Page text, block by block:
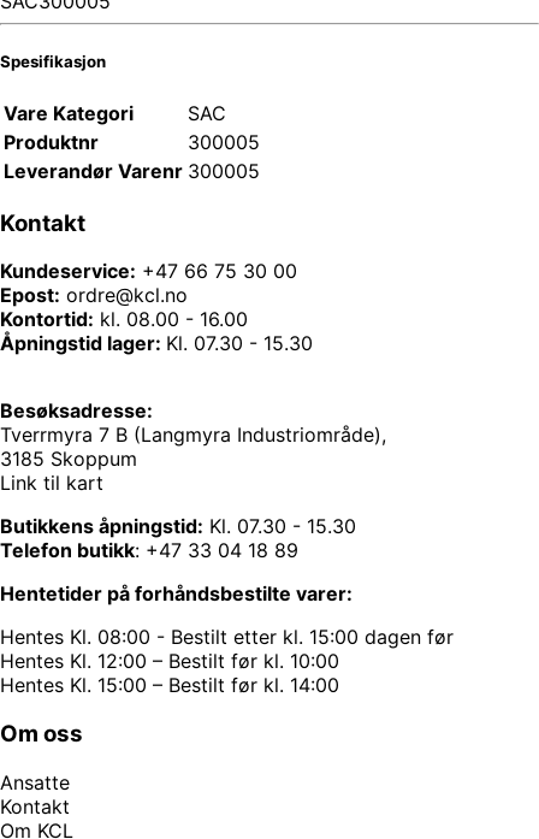
Spesifikasjon
Vare Kategori
SAC
Produktnr
300005
Leverandør Varenr 300005
Kontakt
Kundeservice: +47 66 75 30 00
Epost: ordre@kcl.no
Kontortid: kl. 08.00 - 16.00
Åpningstid lager: Kl. 07.30 - 15.30
Besøksadresse:
Tverrmyra 7 B (Langmyra Industriområde),
3185 Skoppum
Link til kart
Butikkens åpningstid: Kl. 07.30 - 15.30
Telefon butikk: +47 33 04 18 89
Hentetider på forhåndsbestilte varer:
Hentes Kl. 08:00 - Bestilt etter kl. 15:00 dagen før
Hentes Kl. 12:00 – Bestilt før kl. 10:00
Hentes Kl. 15:00 – Bestilt før kl. 14:00
Om oss
Ansatte
Kontakt
Om KCL